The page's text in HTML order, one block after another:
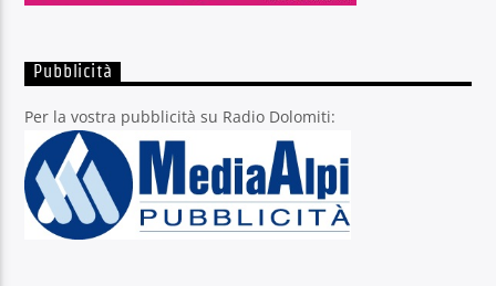
Pubblicità
Per la vostra pubblicità su Radio Dolomiti: